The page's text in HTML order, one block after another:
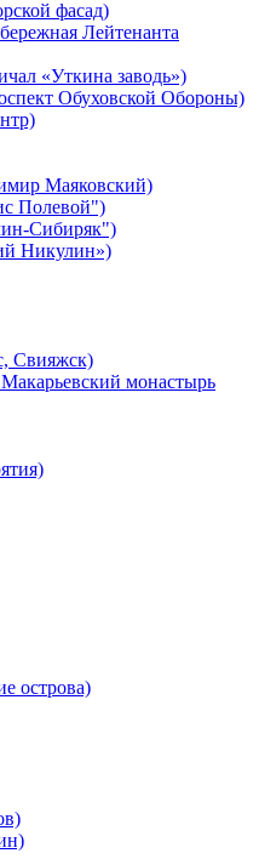
фасад)
Лейтенанта
«Уткина заводь»)
Обуховской Обороны)
Маяковский)
Полевой")
Сибиряк")
Никулин»)
Свияжск)
монастырь
острова)